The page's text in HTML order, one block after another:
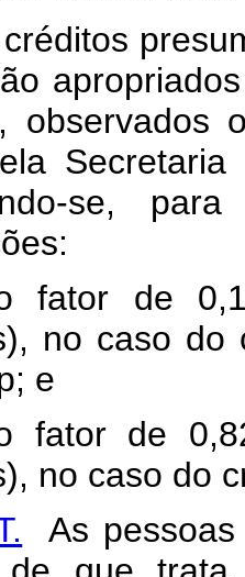
observados
se,
fator de
no caso do
e
fator de
no caso do
As